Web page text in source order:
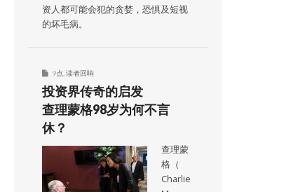
资人都可能会犯的贪婪，恐惧及短视
的坏毛病。
9点 读者回响
投资界传奇的启发
查理蒙格98岁为何不言
休？
查理蒙
格（
Charlie